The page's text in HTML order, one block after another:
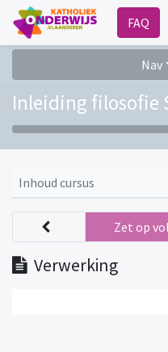
FAQ
Nav
Inleiding filosofie
Inhoud cursus
Verwerking
Zet op